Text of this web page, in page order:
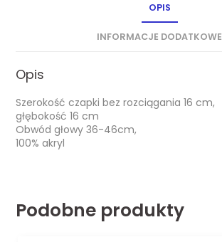
OPIS
INFORMACJE DODATKOWE
Opis
Szerokość czapki bez rozciągania 16 cm,
głębokość 16 cm
Obwód głowy 36-46cm,
100% akryl
Podobne produkty